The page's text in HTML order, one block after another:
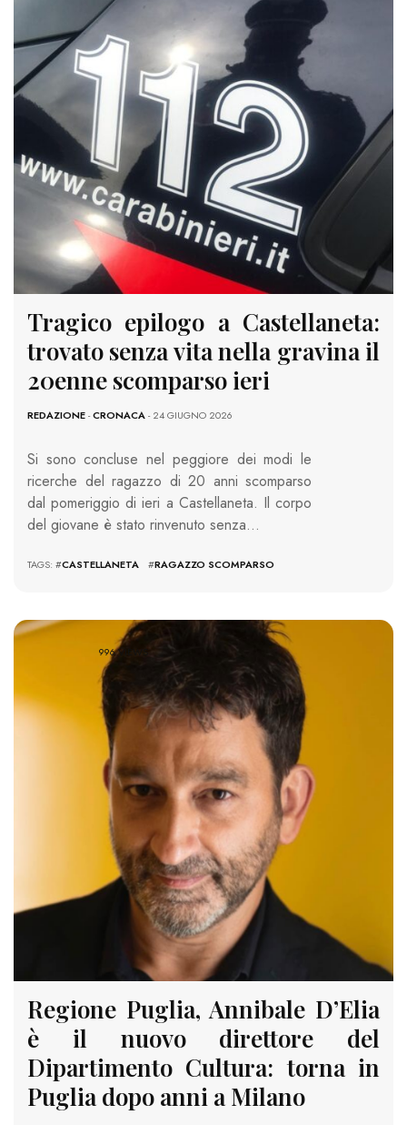
Tragico epilogo a Castellaneta:
trovato senza vita nella gravina il
20enne scomparso ieri
REDAZIONE-CRONACA- 24 GIUGNO 2026
Si sono concluse nel peggiore dei modi le
ricerche del ragazzo di 20 anni scomparso
dal pomeriggio di ieri a Castellaneta. Il corpo
del giovane è stato rinvenuto senza…
TAGS: #CASTELLANETA #RAGAZZO SCOMPARSO
996 VIEWS
Regione Puglia, Annibale D’Elia
è il nuovo direttore del
Dipartimento Cultura: torna in
Puglia dopo anni a Milano